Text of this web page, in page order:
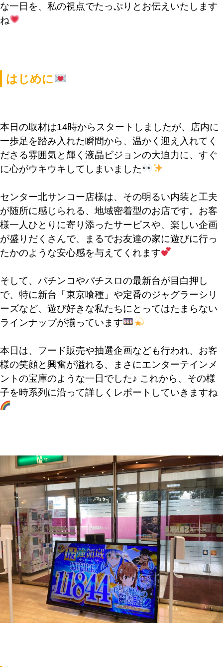
な一日を、私の視点でたっぷりとお伝えいたします
ね
はじめに
本日の取材は14時からスタートしましたが、店内に
一歩足を踏み入れた瞬間から、温かく迎え入れてく
ださる雰囲気と輝く液晶ビジョンの大迫力に、すぐ
に心がウキウキしてしまいました
センター北サンコー店様は、その明るい内装と工夫
が随所に感じられる、地域密着型のお店です。お客
様一人ひとりに寄り添ったサービスや、楽しい企画
が盛りだくさんで、まるでお友達の家に遊びに行っ
たかのような安心感を与えてくれます
そして、パチンコやパチスロの最新台が目白押し
で、特に新台「東京喰種」や定番のジャグラーシリ
ーズなど、遊び好きな私たちにとってはたまらない
ラインナップが揃っています
本日は、フード販売や抽選企画なども行われ、お客
様の笑顔と興奮が溢れる、まさにエンターテインメ
ントの宝庫のような一日でした♪ これから、その様
子を時系列に沿って詳しくレポートしていきますね